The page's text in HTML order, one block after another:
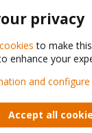
Support Forum -
Privacy policy
privacy
cookies to make
enhance your
and
Accept all